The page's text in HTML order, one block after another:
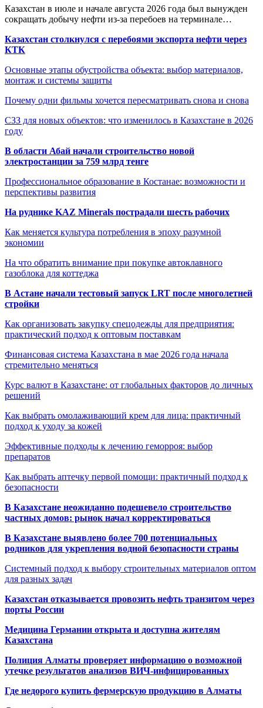
Казахстан в июле и начале августа 2026 года был вынужден
сокращать добычу нефти из-за перебоев на терминале…
Казахстан столкнулся с перебоями экспорта нефти через
КТК
Основные этапы обустройства объекта: выбор материалов,
монтаж и системы защиты
Почему одни фильмы хочется пересматривать снова и снова
СЗЗ для новых объектов: что изменилось в Казахстане в 2026
году
В области Абай начали строительство новой
электростанции за 759 млрд тенге
Профессиональное образование в Костанае: возможности и
перспективы развития
На руднике KAZ Minerals пострадали шесть рабочих
Как меняется культура потребления в эпоху разумной
экономии
На что обратить внимание при покупке автоклавного
газоблока для коттеджа
В Астане начали тестовый запуск LRT после многолетней
стройки
Как организовать закупку спецодежды для предприятия:
практический подход к оптовым поставкам
Финансовая система Казахстана в мае 2026 года начала
стремительно меняться
Курс валют в Казахстане: от глобальных факторов до личных
решений
Как выбрать омолаживающий крем для лица: практичный
подход к уходу за кожей
Эффективные подходы к лечению геморроя: выбор
препаратов
Как выбрать аптечку первой помощи: практичный подход к
безопасности
В Казахстане неожиданно подешевело строительство
частных домов: рынок начал корректироваться
В Казахстане выявлено более 700 потенциальных
родников для укрепления водной безопасности страны
Системный подход к выбору строительных материалов оптом
для разных задач
Казахстан отказывается провозить нефть транзитом через
порты России
Медицина Германии открыта и доступна жителям
Казахстана
Полиция Алматы проверяет информацию о возможной
утечке результатов анализов ВИЧ-инфицированных
Где недорого купить фермерскую продукцию в Алматы